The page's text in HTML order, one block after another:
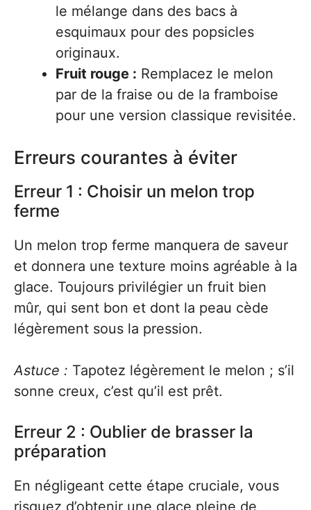
le mélange dans des bacs à
esquimaux pour des popsicles
originaux.
Fruit rouge : Remplacez le melon
par de la fraise ou de la framboise
pour une version classique revisitée.
Erreurs courantes à éviter
Erreur 1 : Choisir un melon trop
ferme
Un melon trop ferme manquera de saveur
et donnera une texture moins agréable à la
glace. Toujours privilégier un fruit bien
mûr, qui sent bon et dont la peau cède
légèrement sous la pression.
Astuce : Tapotez légèrement le melon ; s’il
sonne creux, c’est qu’il est prêt.
Erreur 2 : Oublier de brasser la
préparation
En négligeant cette étape cruciale, vous
risquez d’obtenir une glace pleine de